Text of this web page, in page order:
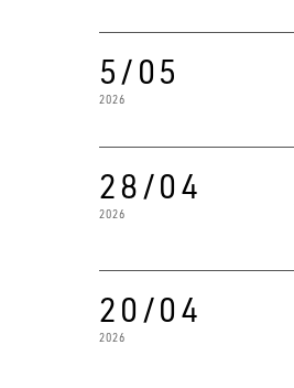
5/05
2026
28/04
2026
20/04
2026